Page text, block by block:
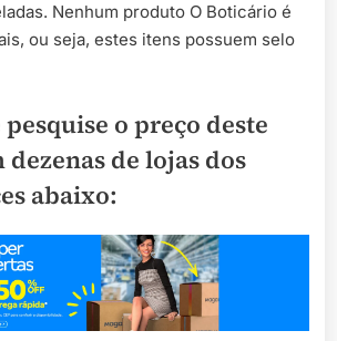
Nenhum produto O Boticário é
ou seja, estes itens possuem selo
o preço deste
de lojas dos
abaixo: